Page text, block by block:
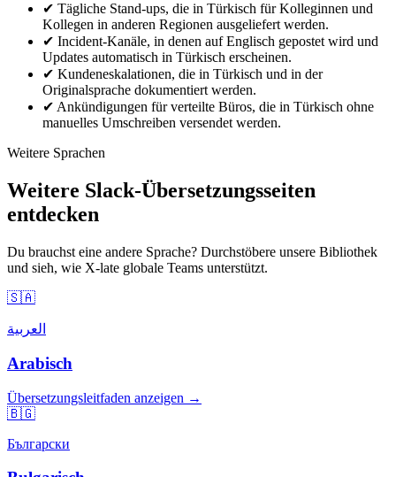
✔ Tägliche Stand-ups, die in Türkisch für Kolleginnen und
Kollegen in anderen Regionen ausgeliefert werden.
✔ Incident-Kanäle, in denen auf Englisch gepostet wird und
Updates automatisch in Türkisch erscheinen.
✔ Kundeneskalationen, die in Türkisch und in der
Originalsprache dokumentiert werden.
✔ Ankündigungen für verteilte Büros, die in Türkisch ohne
manuelles Umschreiben versendet werden.
Weitere Sprachen
Weitere Slack-Übersetzungsseiten
entdecken
Du brauchst eine andere Sprache? Durchstöbere unsere Bibliothek
und sieh, wie X-late globale Teams unterstützt.
🇸🇦
العربية
Arabisch
Übersetzungsleitfaden anzeigen →
🇧🇬
Български